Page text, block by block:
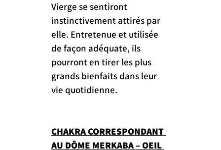
Vierge se sentiront
instinctivement attirés par
elle. Entretenue et utilisée
de façon adéquate, ils
pourront en tirer les plus
grands bienfaits dans leur
vie quotidienne.
CHAKRA CORRESPONDANT
AU DÔME MERKABA – OEIL